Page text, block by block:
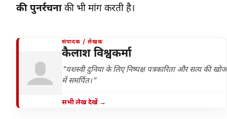
की पुनर्रचना की भी मांग करती है।
संपादक / लेखक
कैलाश विश्वकर्मा
"यशस्वी दुनिया के लिए निष्पक्ष पत्रकारिता और सत्य की खोज
में समर्पित।"
सभी लेख देखें →